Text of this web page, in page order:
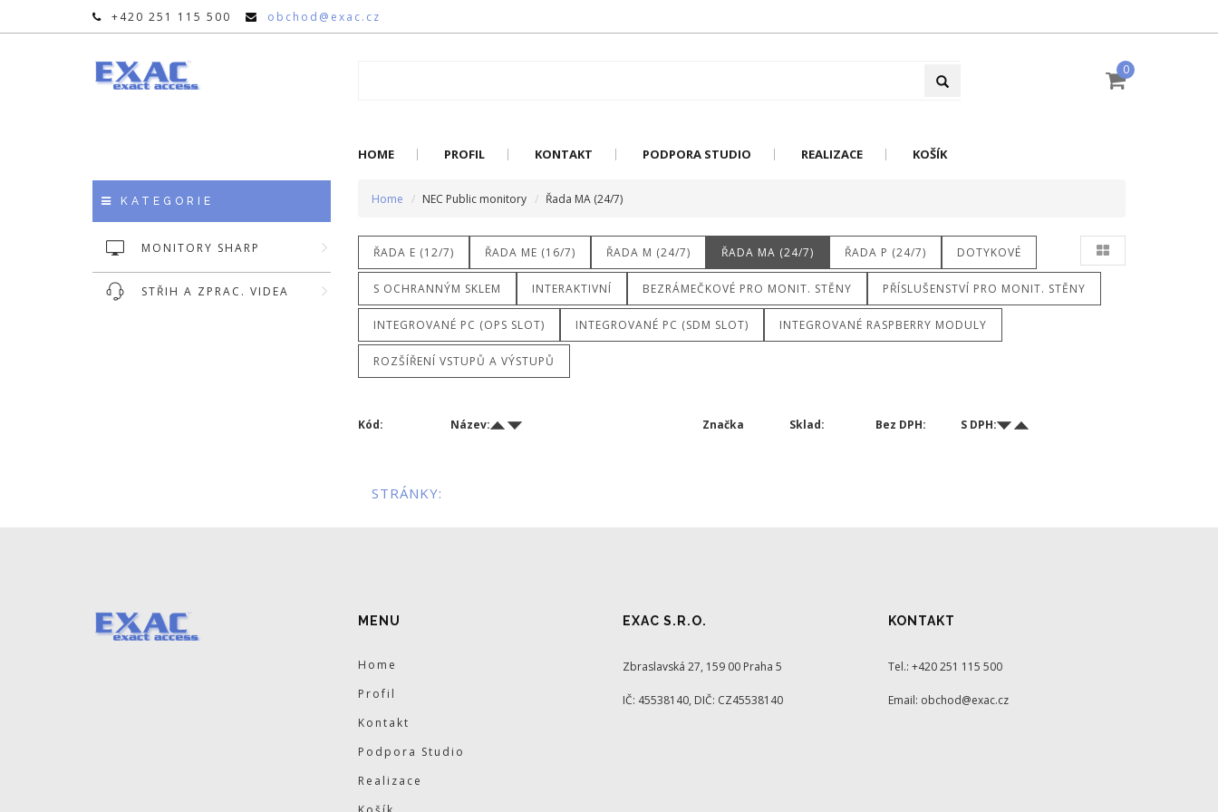
+420 251 115 500 obchod@exac.cz
0
HOME PROFIL KONTAKT PODPORA STUDIO REALIZACE KOŠÍK
KATEGORIE
MONITORY SHARP
STŘIH A ZPRAC. VIDEA
Home NEC Public monitory Řada MA (24/7)
ŘADA E (12/7) ŘADA ME (16/7) ŘADA M (24/7) ŘADA MA (24/7) ŘADA P (24/7) DOTYKOVÉ
S OCHRANNÝM SKLEM INTERAKTIVNÍ BEZRÁMEČKOVÉ PRO MONIT. STĚNY PŘÍSLUŠENSTVÍ PRO MONIT. STĚNY
INTEGROVANÉ PC (OPS SLOT) INTEGROVANÉ PC (SDM SLOT) INTEGROVANÉ RASPBERRY MODULY
ROZŠÍŘENÍ VSTUPŮ A VÝSTUPŮ
Kód: Název: Značka Sklad: Bez DPH: S DPH:
STRÁNKY:
MENU
Home
Profil
Kontakt
Podpora Studio
Realizace
EXAC S.R.O.
Zbraslavská 27, 159 00 Praha 5
IČ: 45538140, DIČ: CZ45538140
KONTAKT
Tel.: +420 251 115 500
Email: obchod@exac.cz